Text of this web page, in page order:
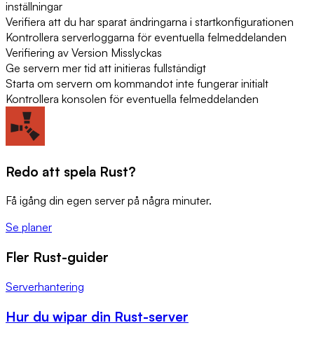
inställningar
Verifiera att du har sparat ändringarna i startkonfigurationen
Kontrollera serverloggarna för eventuella felmeddelanden
Verifiering av Version Misslyckas
Ge servern mer tid att initieras fullständigt
Starta om servern om kommandot inte fungerar initialt
Kontrollera konsolen för eventuella felmeddelanden
Redo att spela Rust?
Få igång din egen server på några minuter.
Se planer
Fler Rust-guider
Serverhantering
Hur du wipar din Rust-server